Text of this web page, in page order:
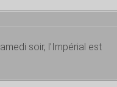
soir, l’Impérial est